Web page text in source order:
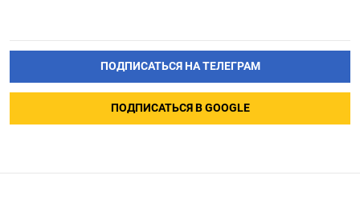
ПОДПИСАТЬСЯ НА ТЕЛЕГРАМ
ПОДПИСАТЬСЯ В GOOGLE